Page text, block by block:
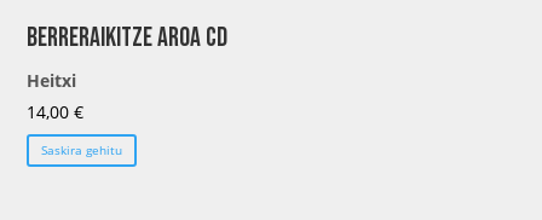
Berreraikitze aroa CD
Heitxi
14,00€
Saskira gehitu